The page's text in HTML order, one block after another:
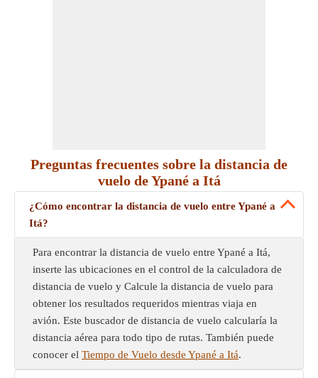
Preguntas frecuentes sobre la distancia de
vuelo de Ypané a Itá
¿Cómo encontrar la distancia de vuelo entre Ypané a
Itá?
Para encontrar la distancia de vuelo entre Ypané a Itá,
inserte las ubicaciones en el control de la calculadora de
distancia de vuelo y Calcule la distancia de vuelo para
obtener los resultados requeridos mientras viaja en
avión. Este buscador de distancia de vuelo calcularía la
distancia aérea para todo tipo de rutas. También puede
conocer el Tiempo de Vuelo desde Ypané a Itá.